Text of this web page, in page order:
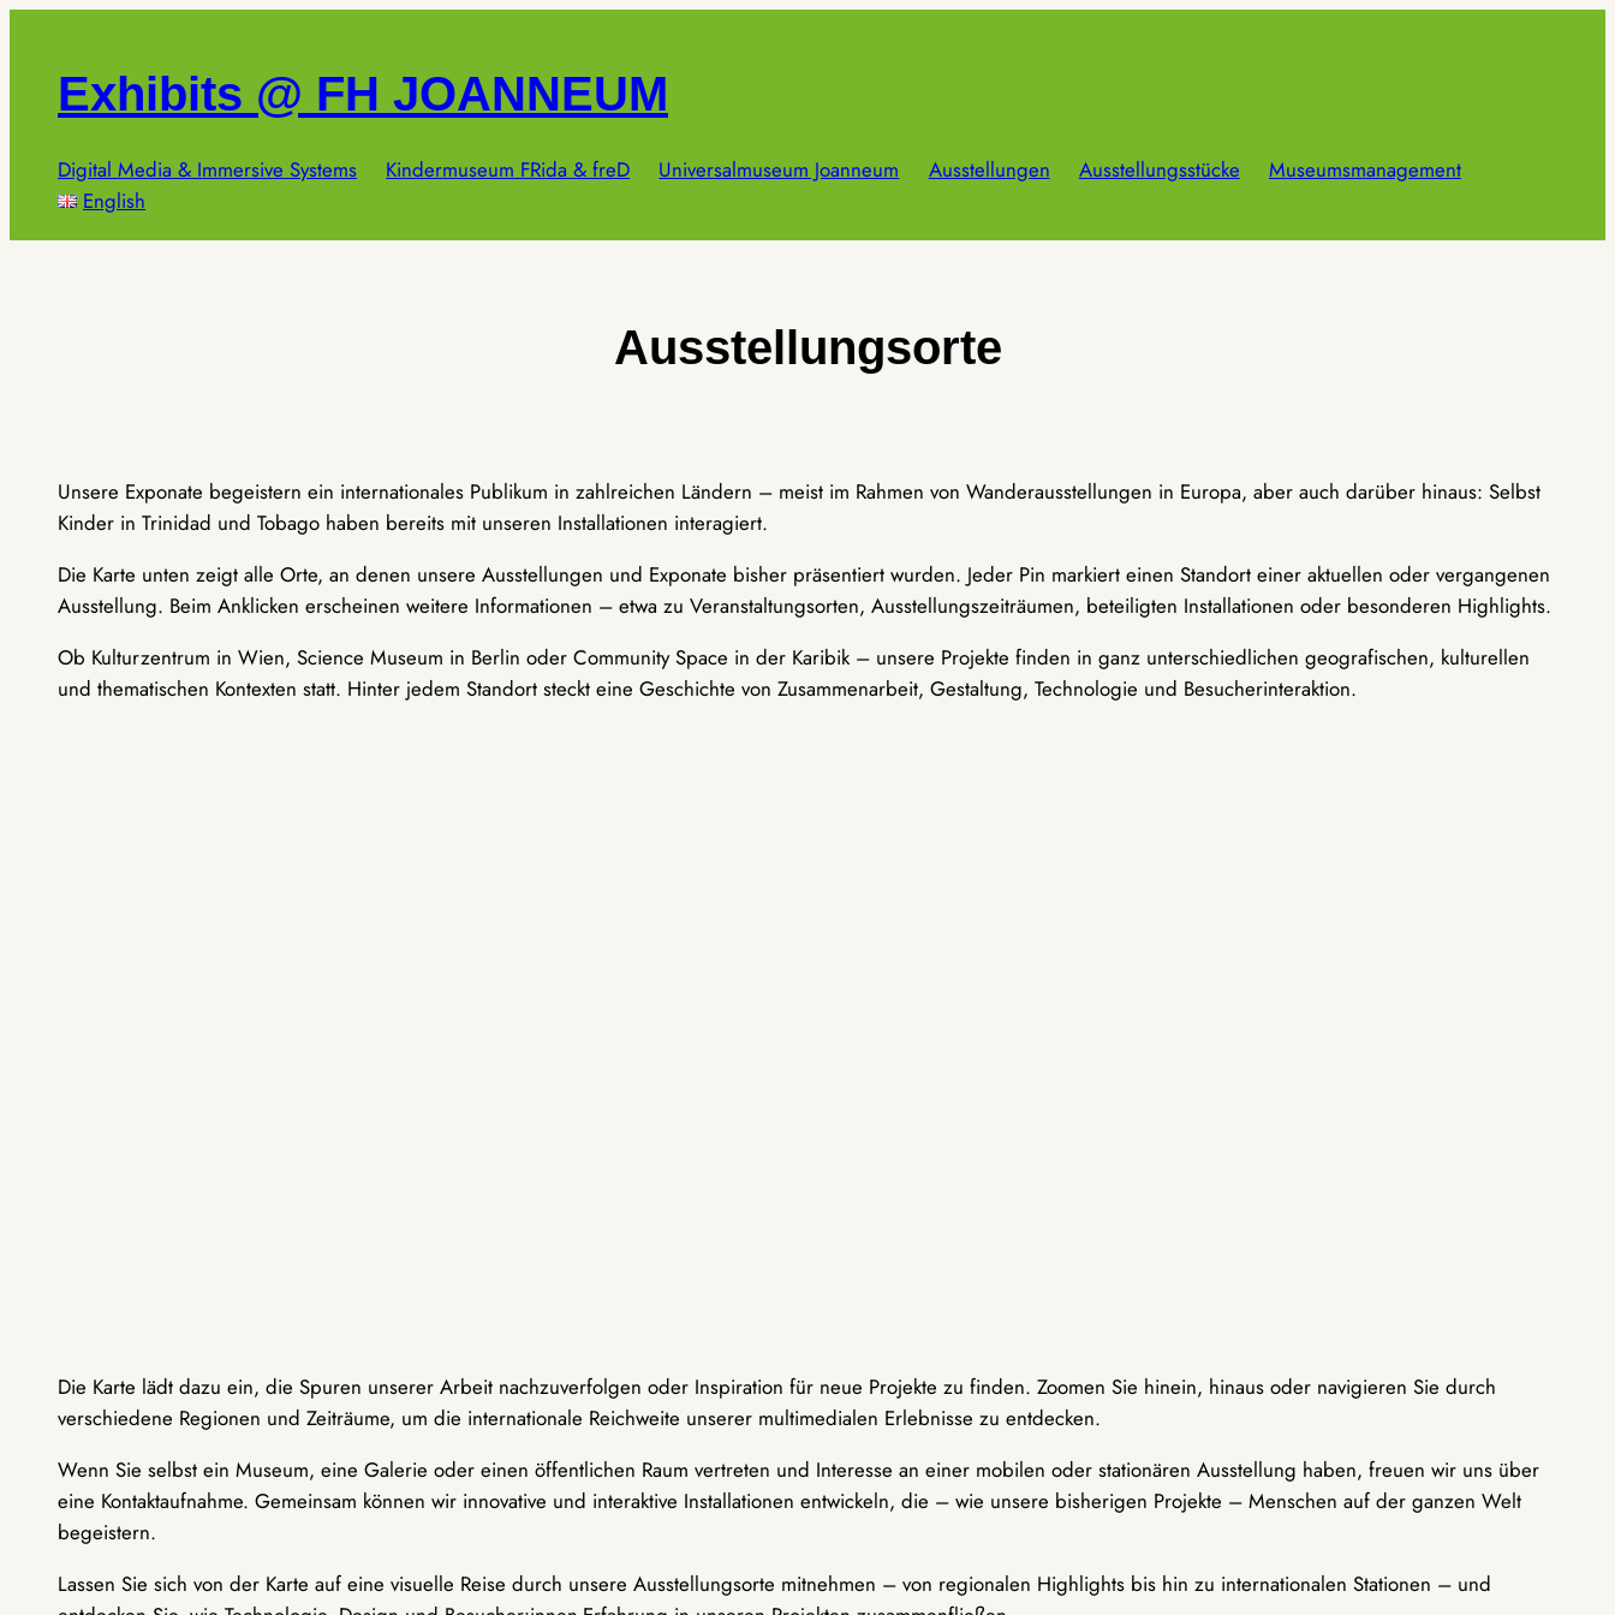
springenExhibits @ FH JOANNEUM
Digital Media & Immersive Systems Kindermuseum FRida & freD Universalmuseum Joanneum Ausstellungen Ausstellungsstücke
Museumsmanagement
English
Ausstellungsorte
Unsere Exponate begeistern ein internationales Publikum in zahlreichen Ländern – meist im Rahmen von Wanderausstellungen in Europa, aber auch darüber hinaus: Selbst
Kinder in Trinidad und Tobago haben bereits mit unseren Installationen interagiert.
Die Karte unten zeigt alle Orte, an denen unsere Ausstellungen und Exponate bisher präsentiert wurden. Jeder Pin markiert einen Standort einer aktuellen oder vergangenen
Ausstellung. Beim Anklicken erscheinen weitere Informationen – etwa zu Veranstaltungsorten, Ausstellungszeiträumen, beteiligten Installationen oder besonderen Highlights.
Ob Kulturzentrum in Wien, Science Museum in Berlin oder Community Space in der Karibik – unsere Projekte finden in ganz unterschiedlichen geografischen, kulturellen
und thematischen Kontexten statt. Hinter jedem Standort steckt eine Geschichte von Zusammenarbeit, Gestaltung, Technologie und Besucherinteraktion.
Die Karte lädt dazu ein, die Spuren unserer Arbeit nachzuverfolgen oder Inspiration für neue Projekte zu finden. Zoomen Sie hinein, hinaus oder navigieren Sie durch
verschiedene Regionen und Zeiträume, um die internationale Reichweite unserer multimedialen Erlebnisse zu entdecken.
Wenn Sie selbst ein Museum, eine Galerie oder einen öffentlichen Raum vertreten und Interesse an einer mobilen oder stationären Ausstellung haben, freuen wir uns über
eine Kontaktaufnahme. Gemeinsam können wir innovative und interaktive Installationen entwickeln, die – wie unsere bisherigen Projekte – Menschen auf der ganzen Welt
begeistern.
Lassen Sie sich von der Karte auf eine visuelle Reise durch unsere Ausstellungsorte mitnehmen – von regionalen Highlights bis hin zu internationalen Stationen – und